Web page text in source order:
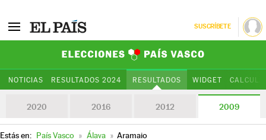
SUSCRÍBETE
NOTICIAS RESULTADOS 2024 RESULTADOS WIDGET
2020 2016 2012 2009
Estás en: País Vasco » Álava » Aramaio